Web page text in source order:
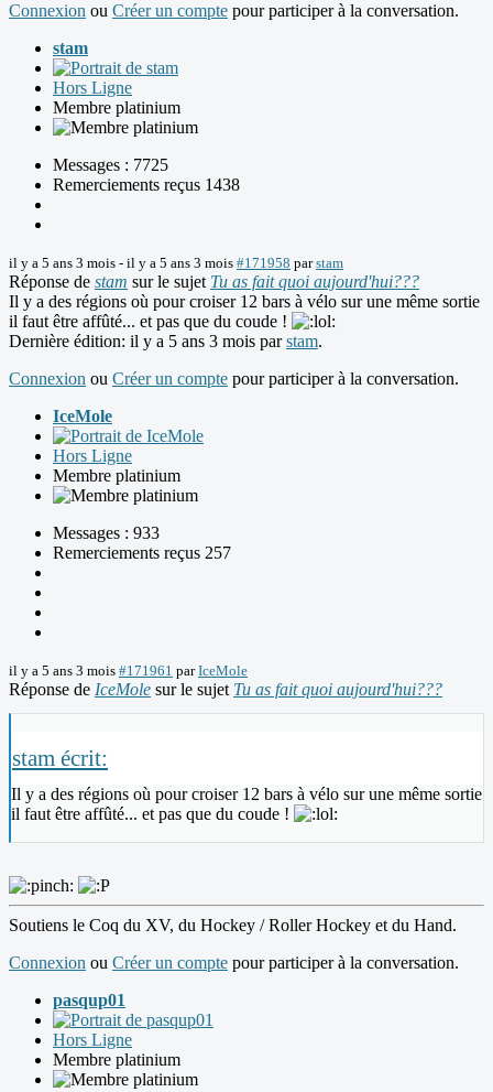
Connexion ou Créer un compte pour participer à la conversation.
stam
Hors Ligne
Membre platinium
Messages : 7725
Remerciements reçus 1438
il y a 5 ans 3 mois - il y a 5 ans 3 mois #171958 parstam
Réponse de stam sur le sujet Tu as fait quoi aujourd'hui???
Il y a des régions où pour croiser 12 bars à vélo sur une même sortie
il faut être affûté... et pas que du coude !
Dernière édition: il y a 5 ans 3 mois parstam.
Connexion ou Créer un compte pour participer à la conversation.
IceMole
Hors Ligne
Membre platinium
Messages : 933
Remerciements reçus 257
il y a 5 ans 3 mois #171961 parIceMole
Réponse de IceMole sur le sujet Tu as fait quoi aujourd'hui???
stam écrit:
Il y a des régions où pour croiser 12 bars à vélo sur une même sortie
il faut être affûté... et pas que du coude !
Soutiens le Coq du XV, du Hockey / Roller Hockey et du Hand.
Connexion ou Créer un compte pour participer à la conversation.
pasqup01
Hors Ligne
Membre platinium